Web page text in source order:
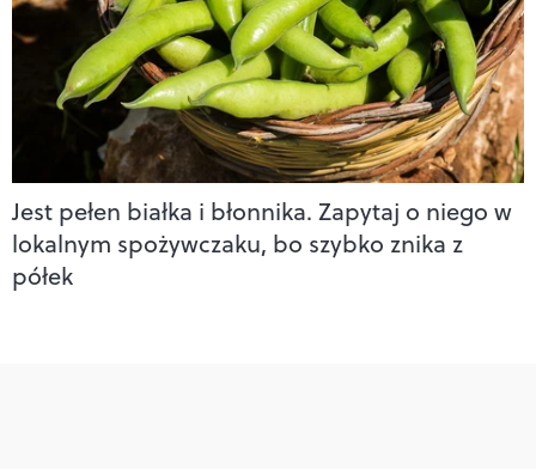
Jest pełen białka i błonnika. Zapytaj o niego w
lokalnym spożywczaku, bo szybko znika z
półek